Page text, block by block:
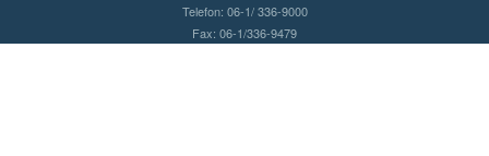
Telefon: 06-1/ 336-9000
Fax: 06-1/336-9479